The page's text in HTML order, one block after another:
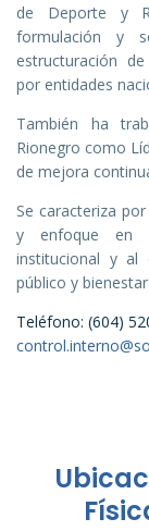
de Deporte y
formulación y
estructuración
por entidades
También ha
Rionegro como
de mejora
Se caracteriza
y enfoque en
institucional y al
público y
Teléfono: (604)